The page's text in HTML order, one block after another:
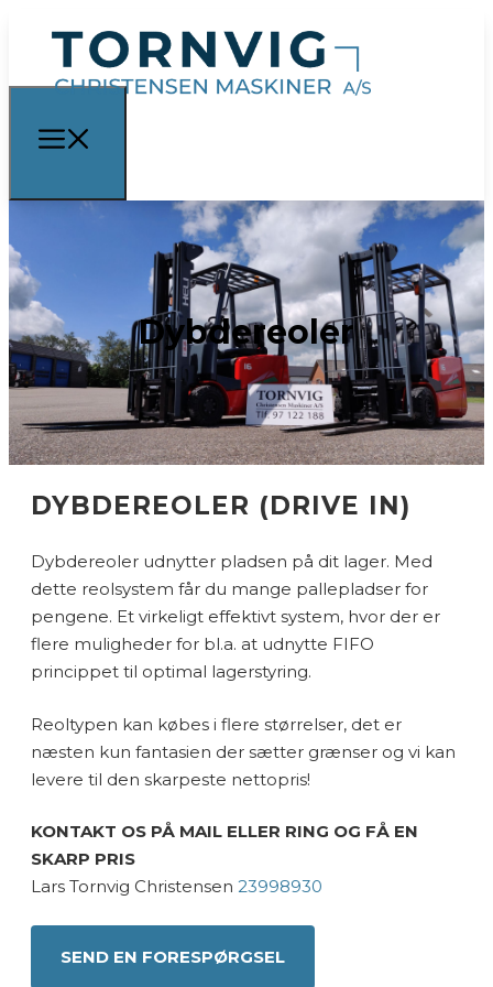
Dybdereoler
DYBDEREOLER (DRIVE IN)
Dybdereoler udnytter pladsen på dit lager. Med
dette reolsystem får du mange pallepladser for
pengene. Et virkeligt effektivt system, hvor der er
flere muligheder for bl.a. at udnytte FIFO
princippet til optimal lagerstyring.
Reoltypen kan købes i flere størrelser, det er
næsten kun fantasien der sætter grænser og vi kan
levere til den skarpeste nettopris!
KONTAKT OS PÅ MAIL ELLER RING OG FÅ EN
SKARP PRIS
Lars Tornvig Christensen 23998930
SEND EN FORESPØRGSEL